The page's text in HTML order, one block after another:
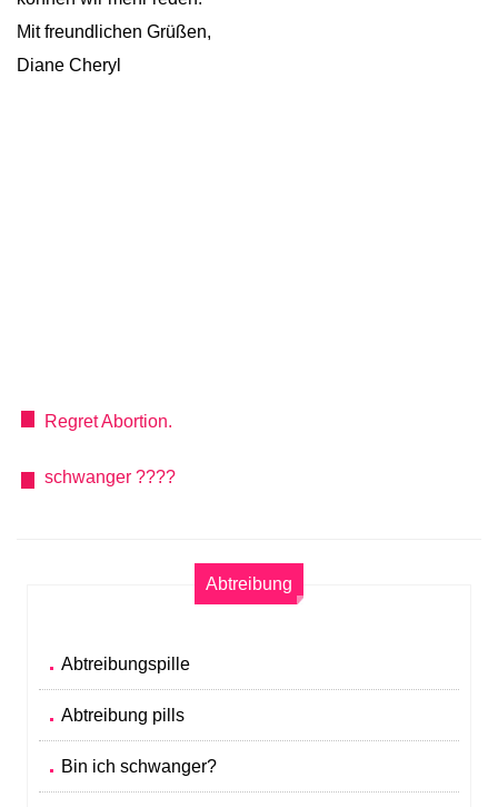
Mit freundlichen Grüßen,
Diane Cheryl
Regret Abortion.
schwanger ????
Abtreibung
Abtreibungspille
Abtreibung pills
Bin ich schwanger?